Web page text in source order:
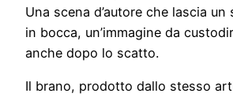
Una scena d’autore che lascia
in bocca, un’immagine da
anche dopo lo scatto.
Il brano, prodotto dallo stesso